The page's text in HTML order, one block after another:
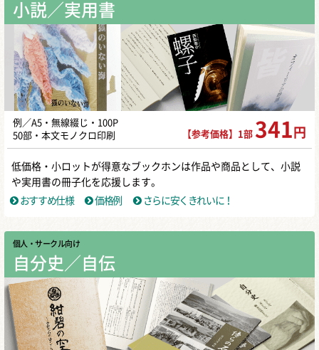
小説／実用書
例／A5・無線綴じ・100P
50部・本文モノクロ印刷
【参考価格】1部 341 円
低価格・小ロットが得意なブックホンは作品や商品として、小説
や実用書の冊子化を応援します。
おすすめ仕様
価格例 さらに安くきれいに！
個人・サークル向け
自分史／自伝